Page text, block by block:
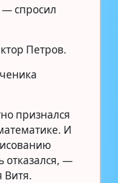
— спросил
Петров.
признался
И
—
Витя.